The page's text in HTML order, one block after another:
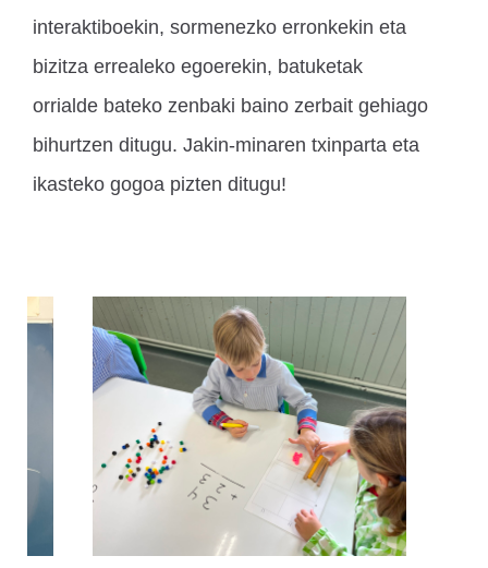
interaktiboekin, sormenezko erronkekin eta
bizitza errealeko egoerekin, batuketak
orrialde bateko zenbaki baino zerbait gehiago
bihurtzen ditugu. Jakin-minaren txinparta eta
ikasteko gogoa pizten ditugu!